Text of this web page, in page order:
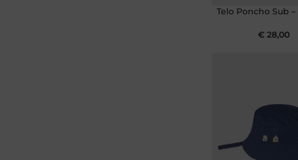
Telo Poncho Sub –
€ 28,00